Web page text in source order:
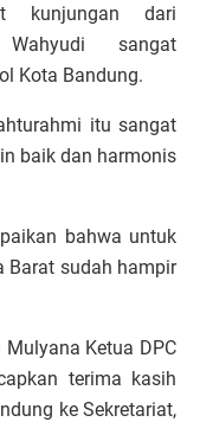
kunjungan dari
sangat
Kota Bandung.
itu sangat
baik dan harmonis
bahwa untuk
Barat sudah hampir
Ketua DPC
terima kasih
ke Sekretariat,